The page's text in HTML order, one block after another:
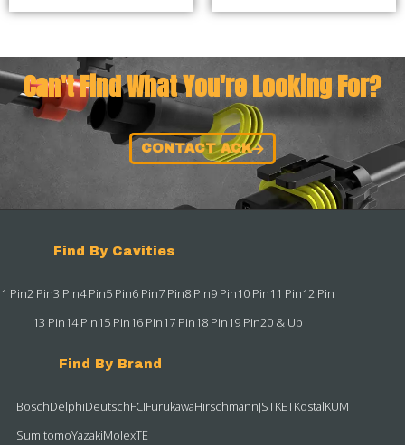
Can't Find What You're Looking For?
CONTACT ACK
Find By Cavities
1 Pin2 Pin3 Pin4 Pin5 Pin6 Pin7 Pin8 Pin9 Pin10 Pin11 Pin12 Pin
13 Pin14 Pin15 Pin16 Pin17 Pin18 Pin19 Pin20 & Up
Find By Brand
BoschDelphiDeutschFCIFurukawaHirschmannJSTKETKostalKUM
SumitomoYazakiMolexTE